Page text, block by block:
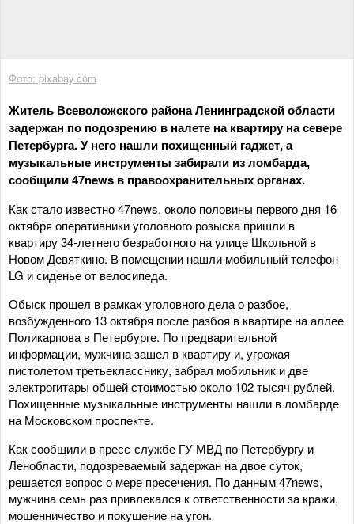
Фото: pixabay.com
Житель Всеволожского района Ленинградской области
задержан по подозрению в налете на квартиру на севере
Петербурга. У него нашли похищенный гаджет, а
музыкальные инструменты забирали из ломбарда,
сообщили 47news в правоохранительных органах.
Как стало известно 47news, около половины первого дня 16
октября оперативники уголовного розыска пришли в
квартиру 34-летнего безработного на улице Школьной в
Новом Девяткино. В помещении нашли мобильный телефон
LG и сиденье от велосипеда.
Обыск прошел в рамках уголовного дела о разбое,
возбужденного 13 октября после разбоя в квартире на аллее
Поликарпова в Петербурге. По предварительной
информации, мужчина зашел в квартиру и, угрожая
пистолетом третьекласснику, забрал мобильник и две
электрогитары общей стоимостью около 102 тысяч рублей.
Похищенные музыкальные инструменты нашли в ломбарде
на Московском проспекте.
Как сообщили в пресс-службе ГУ МВД по Петербургу и
Ленобласти, подозреваемый задержан на двое суток,
решается вопрос о мере пресечения. По данным 47news,
мужчина семь раз привлекался к ответственности за кражи,
мошенничество и покушение на угон.